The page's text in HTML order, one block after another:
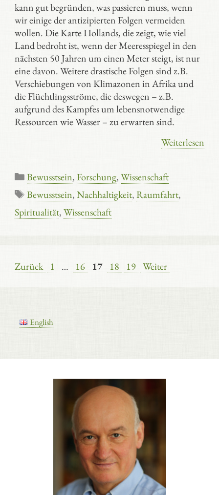
kann gut begründen, was passieren muss, wenn
wir einige der antizipierten Folgen vermeiden
wollen. Die Karte Hollands, die zeigt, wie viel
Land bedroht ist, wenn der Meeresspiegel in den
nächsten 50 Jahren um einen Meter steigt, ist nur
eine davon. Weitere drastische Folgen sind z.B.
Verschiebungen von Klimazonen in Afrika und
die Flüchtlingsströme, die deswegen – z.B.
aufgrund des Kampfes um lebensnotwendige
Ressourcen wie Wasser – zu erwarten sind.
Weiterlesen
Kategorien
Bewusstsein,Forschung,Wissenschaft
Schlagwörter
Bewusstsein,Nachhaltigkeit,Raumfahrt,
Spiritualität,Wissenschaft
Zurück Seite
1 … Seite
16 Seite
17 Seite
18 Seite
19 Weiter
English